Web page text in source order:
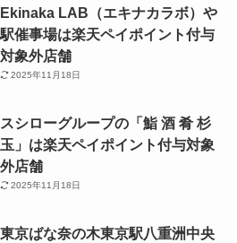
Ekinaka LAB（エキナカラボ）や
駅催事場は楽天ペイポイント付与
対象外店舗
2025年11月18日
スシローグループの「鮨 酒 肴 杉
玉」は楽天ペイポイント付与対象
外店舗
2025年11月18日
東京ばな奈の木東京駅八重洲中央